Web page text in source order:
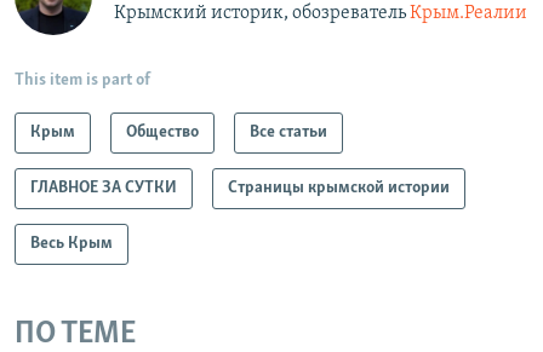
Крымский историк, обозревательКрым.Реалии
This item is part of
Крым Общество Все статьи
ГЛАВНОЕ ЗА СУТКИ Страницы крымской истории
Весь Крым
ПО ТЕМЕ